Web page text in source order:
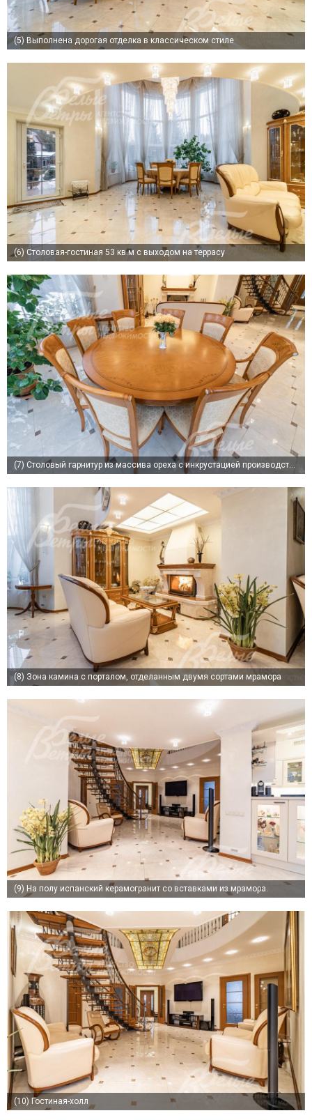
(5) Выполнена дорогая отделка в классическом стиле
(6) Столовая-гостиная 53 кв.м с выходом на террасу
(7) Столовый гарнитур из массива ореха с инкрустацией производства Испании
(8) Зона камина с порталом, отделанным двумя сортами мрамора
(9) На полу испанский керамогранит со вставками из мрамора.
(10) Гостиная-холл